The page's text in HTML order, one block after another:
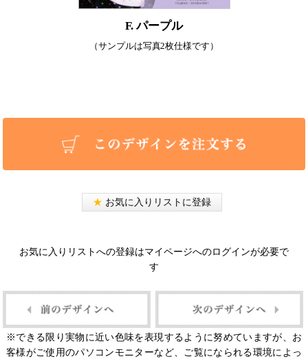
F. パープル
（サンプルは写真2枚仕様です）
★ お気に入りリストに登録
お気に入りリストへの登録はマイページへのログインが必要で
す
※できる限り実物に近い色味を表現するように努めていますが、お
客様がご使用のパソコンモニターなど、ご覧になられる環境によっ